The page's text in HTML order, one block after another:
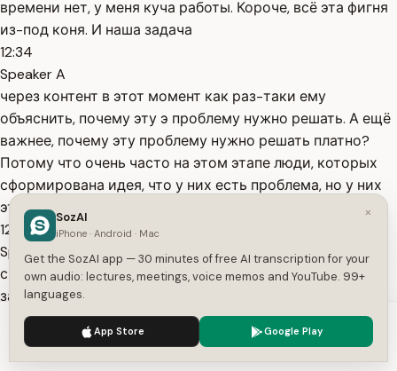
времени нет, у меня куча работы. Короче, всё эта фигня
из-под коня. И наша задача
12:34
Speaker A
через контент в этот момент как раз-таки ему
объяснить, почему эту э проблему нужно решать. А ещё
важнее, почему эту проблему нужно решать платно?
Потому что очень часто на этом этапе люди, которых
сформирована идея, что у них есть проблема, но у них
эта проблема там
12:47
Speaker A
сильно не зудит, не горит, они не понимают, нафига им
за это платить. Ну, о'кей, человек понимает, что у него
там проблема с железом, но пойдёт в аптеку и купит
себе железо в витамины, там, в ампулах. Зачем идти к
врачу? Вот мне
We use cookies to enhance your experience.
×
SozAI
iPhone · Android · Mac
Get the SozAI app — 30 minutes of free AI transcription for your
own audio: lectures, meetings, voice memos and YouTube. 99+
languages.
App Store Google Play